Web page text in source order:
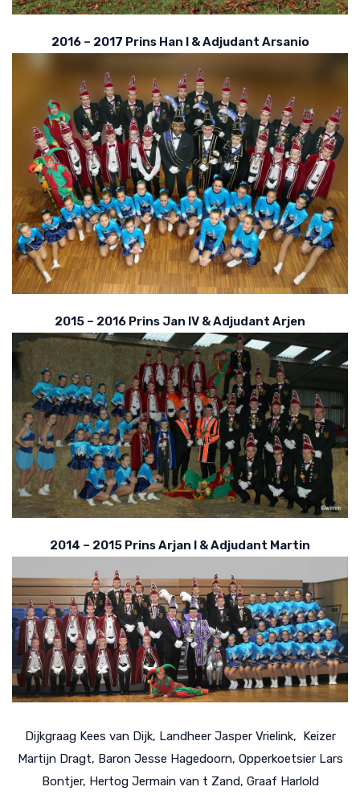
2016 – 2017 Prins Han I & Adjudant Arsanio
2015 – 2016 Prins Jan IV & Adjudant Arjen
2014 – 2015 Prins Arjan I & Adjudant Martin
Dijkgraag Kees van Dijk, Landheer Jasper Vrielink, Keizer
Martijn Dragt, Baron Jesse Hagedoorn, Opperkoetsier Lars
Bontjer, Hertog Jermain van t Zand, Graaf Harlold